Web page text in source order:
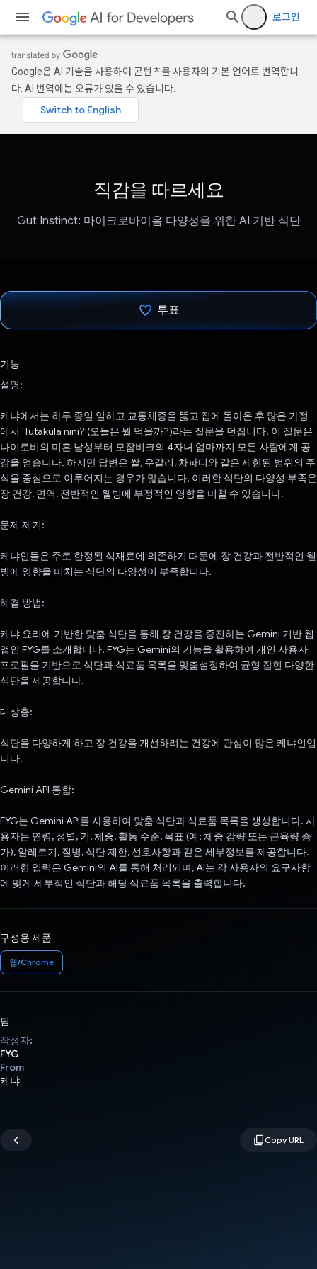
로그인
Google은 AI 기술을 사용하여 콘텐츠를 사용자의 기본 언어로 번역합니
다. AI 번역에는 오류가 있을 수 있습니다.
직감을 따르세요
Gut Instinct: 마이크로바이옴 다양성을 위한 AI 기반 식단
투표
기능
설명:
케냐에서는 하루 종일 일하고 교통체증을 뚫고 집에 돌아온 후 많은 가정
에서 'Tutakula nini?'(오늘은 뭘 먹을까?)라는 질문을 던집니다. 이 질문은
나이로비의 미혼 남성부터 모잠비크의 4자녀 엄마까지 모든 사람에게 공
감을 얻습니다. 하지만 답변은 쌀, 우갈리, 차파티와 같은 제한된 범위의 주
식을 중심으로 이루어지는 경우가 많습니다. 이러한 식단의 다양성 부족은
장 건강, 면역, 전반적인 웰빙에 부정적인 영향을 미칠 수 있습니다.
문제 제기:
케냐인들은 주로 한정된 식재료에 의존하기 때문에 장 건강과 전반적인 웰
빙에 영향을 미치는 식단의 다양성이 부족합니다.
해결 방법:
케냐 요리에 기반한 맞춤 식단을 통해 장 건강을 증진하는 Gemini 기반 웹
앱인 FYG를 소개합니다. FYG는 Gemini의 기능을 활용하여 개인 사용자
프로필을 기반으로 식단과 식료품 목록을 맞춤설정하여 균형 잡힌 다양한
식단을 제공합니다.
대상층:
식단을 다양하게 하고 장 건강을 개선하려는 건강에 관심이 많은 케냐인입
니다.
Gemini API 통합:
FYG는 Gemini API를 사용하여 맞춤 식단과 식료품 목록을 생성합니다. 사
용자는 연령, 성별, 키, 체중, 활동 수준, 목표 (예: 체중 감량 또는 근육량 증
가), 알레르기, 질병, 식단 제한, 선호사항과 같은 세부정보를 제공합니다.
이러한 입력은 Gemini의 AI를 통해 처리되며, AI는 각 사용자의 요구사항
에 맞게 세부적인 식단과 해당 식료품 목록을 출력합니다.
구성용 제품
웹/Chrome
팀
작성자:
FYG
From
케냐